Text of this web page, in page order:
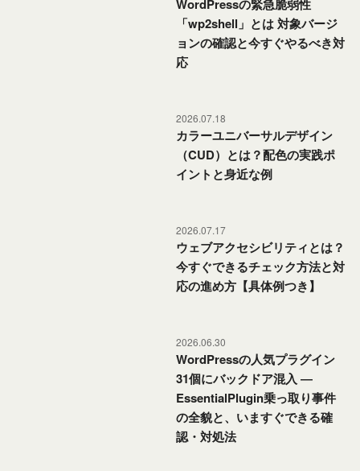
WordPressの緊急脆弱性
「wp2shell」とは 対象バージ
ョンの確認と今すぐやるべき対
応
2026.07.18
カラーユニバーサルデザイン
（CUD）とは？配色の実践ポ
イントと身近な例
2026.07.17
ウェブアクセシビリティとは？
今すぐできるチェック方法と対
応の進め方【具体例つき】
2026.06.30
WordPressの人気プラグイン
31個にバックドア混入 ―
EssentialPlugin乗っ取り事件
の全貌と、いますぐできる確
認・対処法